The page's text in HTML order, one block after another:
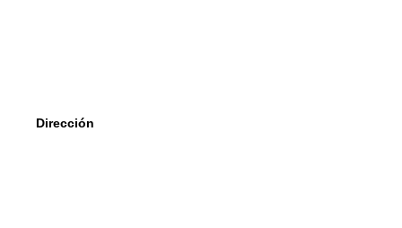
Dirección